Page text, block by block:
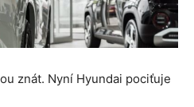
znát. Nyní Hyundai pociťuje